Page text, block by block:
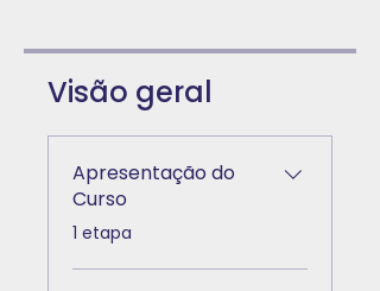
Visão geral
Apresentação do
Curso
.1 etapa